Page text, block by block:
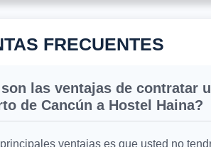
FRECUENTES
las ventajas de contratar
de Cancún a Hostel Haina?
ventajas es que usted no